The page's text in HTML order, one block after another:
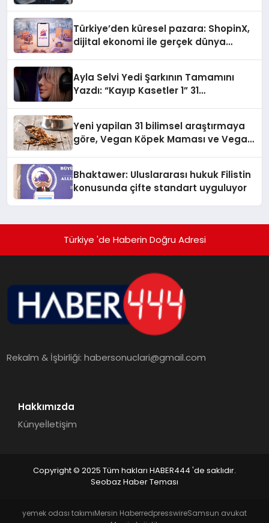
Türkiye’den küresel pazara: ShopinX,
dijital ekonomi ile gerçek dünya
Ayla Selvi Yedi Şarkının Tamamını
Yazdı: “Kayıp Kasetler 1” 31
Yeni yapilan 31 bilimsel araştırmaya
göre, Vegan Köpek Maması ve Vegan
Bhaktawer: Uluslararası hukuk Filistin
konusunda çifte standart uyguluyor
Türkiye 'de Haberin Doğru Adresi
Rekalm & İşbirliği:habersonuclari@gmail.com
Hakkımızda
Künyeİletişim
Copyright © 2025 Tüm hakları HABER444 'de saklıdır.
Seobaz Haber Teması
yemek odası takımıMersin HaberredpresswireSamsun avukat